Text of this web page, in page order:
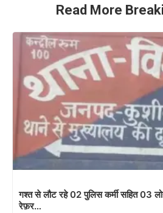
Read More
गश्त से लौट रहे 02 पुलिस कर्मी सहित 03
रेफ़र…